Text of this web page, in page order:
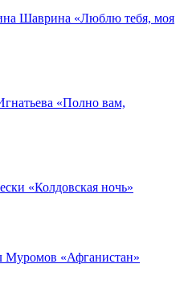
Шаврина «Люблю тебя, моя
«Полно вам,
«Колдовская ночь»
«Афганистан»